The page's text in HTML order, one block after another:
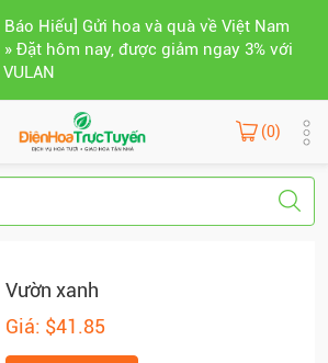
Báo Hiếu] Gửi hoa và quà về Việt Nam
Đặt hôm nay, được giảm ngay 3% với
(0)
Vườn xanh
Giá: $41.85